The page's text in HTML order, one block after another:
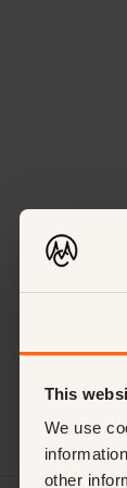
This
We use
other